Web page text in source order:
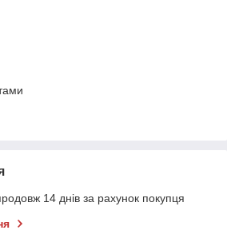
14 днів за рахунок покупця